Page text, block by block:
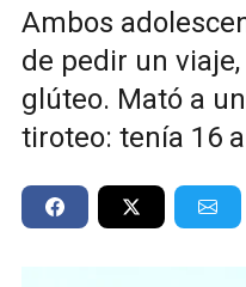
Ambos
de pedir un
glúteo. Mató a
tiroteo: tenía 16